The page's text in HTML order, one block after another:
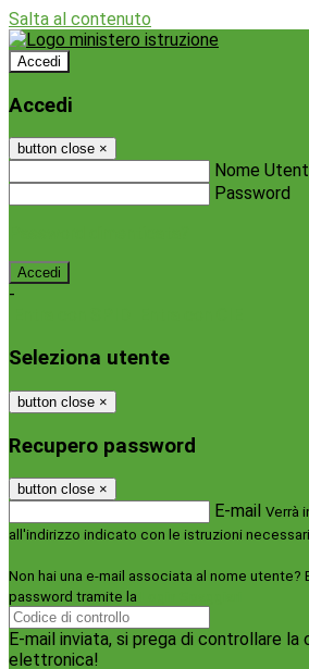
Salta al contenuto
Accedi
Accedi
button close ×
Nome
Password
-
Seleziona utente
button close ×
Recupero password
button close ×
E-mail Verrà
all'indirizzo indicato con le istruzioni
Non hai una e-mail associata al nome
password tramite la
E-mail inviata, si prega di controllare la
elettronica!